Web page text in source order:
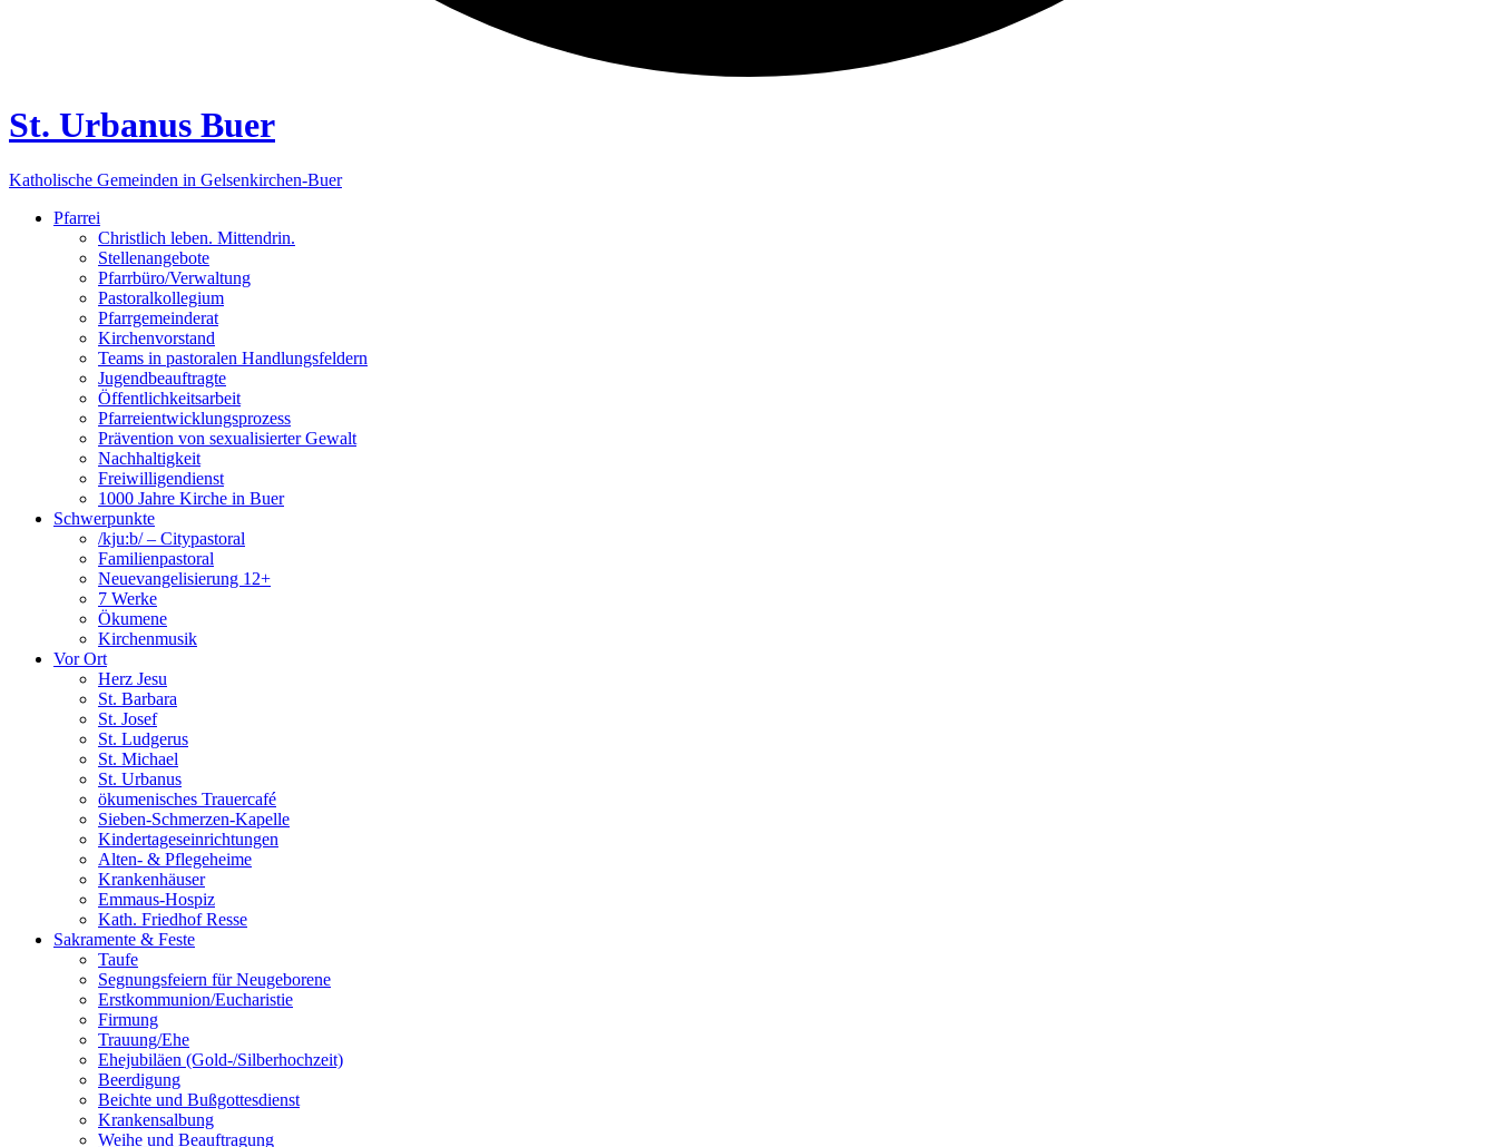
St. Urbanus Buer
Katholische Gemeinden in Gelsenkirchen-Buer
Pfarrei
Christlich leben. Mittendrin.
Stellenangebote
Pfarrbüro/Verwaltung
Pastoralkollegium
Pfarrgemeinderat
Kirchenvorstand
Teams in pastoralen Handlungsfeldern
Jugendbeauftragte
Öffentlichkeitsarbeit
Pfarreientwicklungsprozess
Prävention von sexualisierter Gewalt
Nachhaltigkeit
Freiwilligendienst
1000 Jahre Kirche in Buer
Schwerpunkte
/kju:b/ – Citypastoral
Familienpastoral
Neuevangelisierung 12+
7 Werke
Ökumene
Kirchenmusik
Vor Ort
Herz Jesu
St. Barbara
St. Josef
St. Ludgerus
St. Michael
St. Urbanus
ökumenisches Trauercafé
Sieben-Schmerzen-Kapelle
Kindertageseinrichtungen
Alten- & Pflegeheime
Krankenhäuser
Emmaus-Hospiz
Kath. Friedhof Resse
Sakramente & Feste
Taufe
Segnungsfeiern für Neugeborene
Erstkommunion/Eucharistie
Firmung
Trauung/Ehe
Ehejubiläen (Gold-/Silberhochzeit)
Beerdigung
Beichte und Bußgottesdienst
Krankensalbung
Weihe und Beauftragung